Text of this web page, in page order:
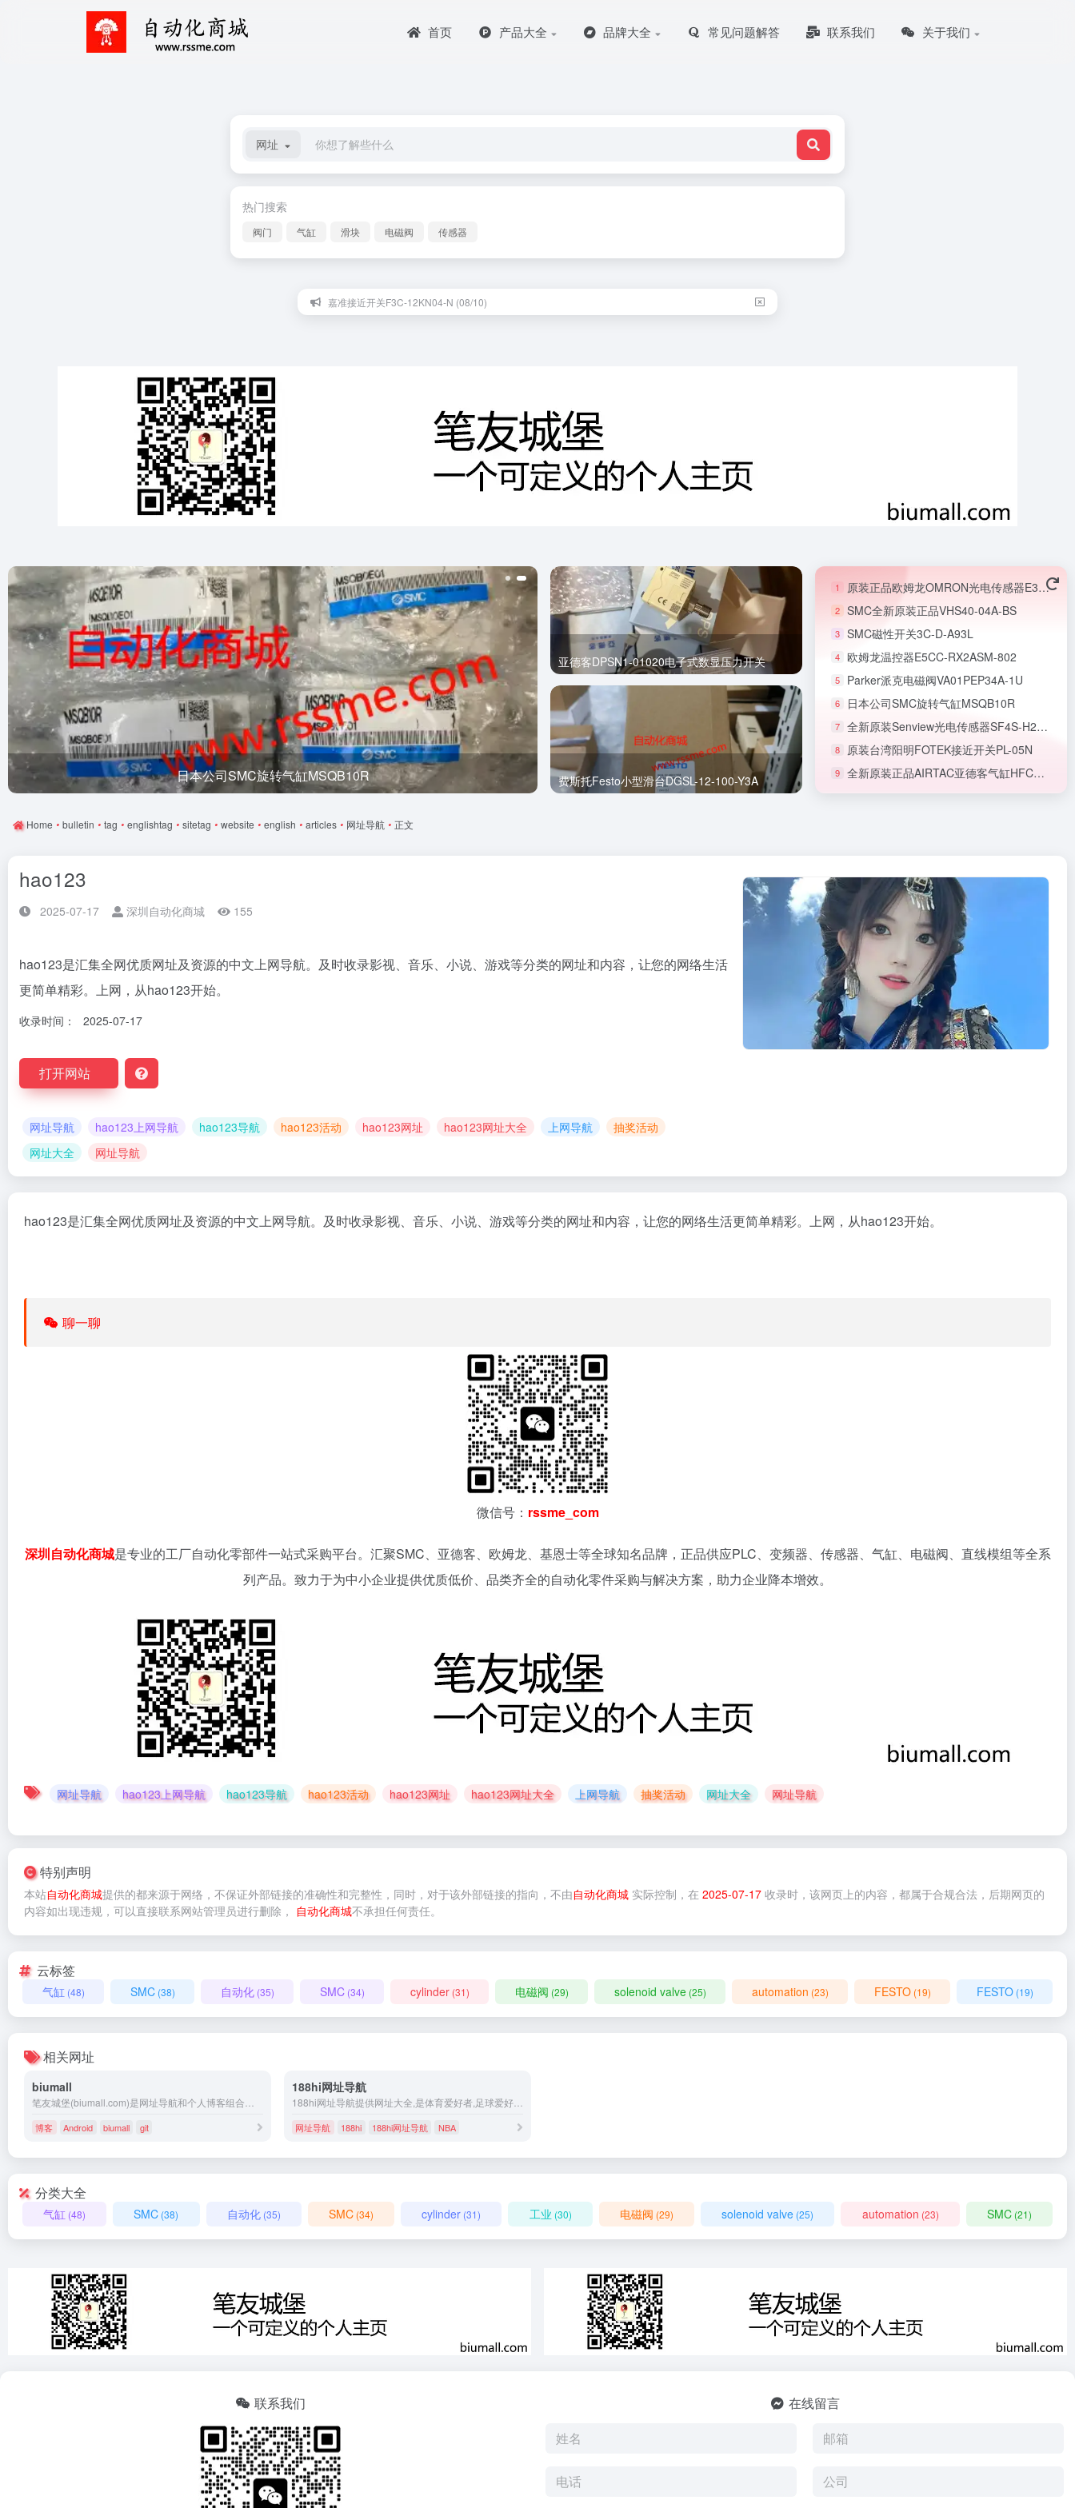
首页 产品大全 品牌大全 常见问题解答 联系我们 关于我们
网址
热门搜索
阀门 气缸 滑块 电磁阀 传感器
嘉准接近开关F3C-12KN04-N (08/10)
日本公司SMC旋转气缸MSQB10R 全新正品SMC节流阀AS1201F-M5-06A
亚德客DPSN1-01020电子式数显压力开关
费斯托Festo小型滑台DGSL-12-100-Y3A
1 原装正品欧姆龙OMRON光电传感器E3T-FL22
2 SMC全新原装正品VHS40-04A-BS
3 SMC磁性开关3C-D-A93L
4 欧姆龙温控器E5CC-RX2ASM-802
5 Parker派克电磁阀VA01PEP34A-1U
6 日本公司SMC旋转气缸MSQB10R
7 全新原装Senview光电传感器SF4S-H2NA-H
8 原装台湾阳明FOTEK接近开关PL-05N
9 全新原装正品AIRTAC亚德客气缸HFCY16
Home • bulletin • tag • englishtag • sitetag • website • english • articles • 网址导航 • 正文
hao123
2025-07-17 深圳自动化商城 155
hao123是汇集全网优质网址及资源的中文上网导航。及时收录影视、音乐、小说、游戏等分类的网址和内容，让您的网络生活
更简单精彩。上网，从hao123开始。
收录时间： 2025-07-17
打开网站
网址导航 hao123上网导航 hao123导航 hao123活动 hao123网址 hao123网址大全 上网导航
抽奖活动
网址大全
网址导航
hao123是汇集全网优质网址及资源的中文上网导航。及时收录影视、音乐、小说、游戏等分类的网址和内容，让您的网络生活更简单精彩。上网，从hao123开始。
聊一聊
微信号： rssme_com
深圳自动化商城是专业的工厂自动化零部件一站式采购平台。汇聚SMC、亚德客、欧姆龙、基恩士等全球知名品牌，正品供应PLC、变频器、传感器、气缸、电磁阀、直线模组等全系
列产品。致力于为中小企业提供优质低价、品类齐全的自动化零件采购与解决方案，助力企业降本增效。
网址导航 hao123上网导航 hao123导航 hao123活动 hao123网址 hao123网址大全 上网导航 抽奖活动 网址大全 网址导航
特别声明
本站自动化商城提供的都来源于网络，不保证外部链接的准确性和完整性，同时，对于该外部链接的指向，不由自动化商城 实际控制，在 2025-07-17 收录时，该网页上的内容，都属于合规合法，后期网页的
内容如出现违规，可以直接联系网站管理员进行删除， 自动化商城不承担任何责任。
云标签
气缸(48) SMC(38) 自动化(35) SMC(34) cylinder(31) 电磁阀 (29) solenoid valve(25) automation (23) FESTO(19) FESTO(19)
相关网址
biumall
博客 Android biumall git
188hi网址导航
网址导航 188hi 188hi网址导航 NBA
分类大全
气缸 (48) SMC (38) 自动化(35) SMC (34) cylinder (31) 工业 (30) 电磁阀 (29) solenoid valve (25) automation (23) SMC(21)
联系我们 在线留言